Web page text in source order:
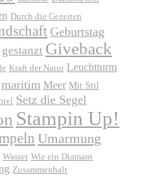
Durch die Gezeiten
Geburtstag
gestanzt Giveback
Kraft der Natur Leuchtturm
maritim Meer Mit Stil
Setz die Segel
Stampin Up!
Umarmung
Wasser Wie ein Diamant
Zusammenhalt